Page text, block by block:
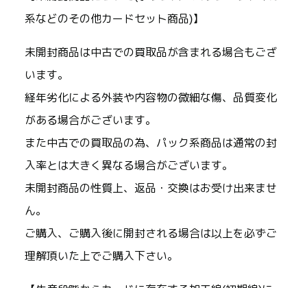
系などのその他カードセット商品)】
未開封商品は中古での買取品が含まれる場合もござ
います。
経年劣化による外装や内容物の微細な傷、品質変化
がある場合がございます。
また中古での買取品の為、パック系商品は通常の封
入率とは大きく異なる場合がございます。
未開封商品の性質上、返品・交換はお受け出来ませ
ん。
ご購入、ご購入後に開封される場合は以上を必ずご
理解頂いた上でご購入下さい。